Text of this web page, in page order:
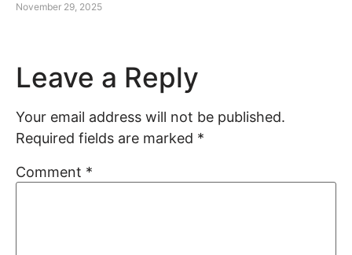
November 29, 2025
Leave a Reply
Your email address will not be published.
Required fields are marked *
Comment *